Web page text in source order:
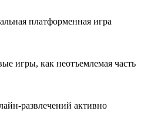
платформенная игра
игры, как неотъемлемая часть
развлечений активно